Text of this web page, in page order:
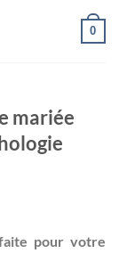
0
mariée
pour votre